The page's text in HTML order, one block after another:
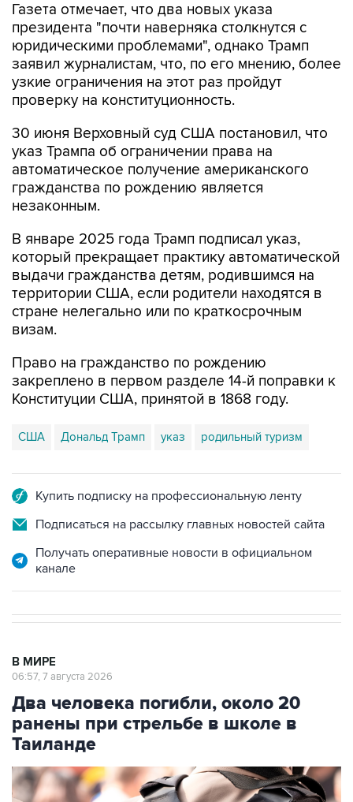
Газета отмечает, что два новых указа
президента "почти наверняка столкнутся с
юридическими проблемами", однако Трамп
заявил журналистам, что, по его мнению, более
узкие ограничения на этот раз пройдут
проверку на конституционность.
30 июня Верховный суд США постановил, что
указ Трампа об ограничении права на
автоматическое получение американского
гражданства по рождению является
незаконным.
В январе 2025 года Трамп подписал указ,
который прекращает практику автоматической
выдачи гражданства детям, родившимся на
территории США, если родители находятся в
стране нелегально или по краткосрочным
визам.
Право на гражданство по рождению
закреплено в первом разделе 14-й поправки к
Конституции США, принятой в 1868 году.
США Дональд Трамп указ родильный туризм
Купить подписку на профессиональную ленту
Подписаться на рассылку главных новостей сайта
Получать оперативные новости в официальном
канале
В МИРЕ
06:57, 7 августа 2026
Два человека погибли, около 20
ранены при стрельбе в школе в
Таиланде